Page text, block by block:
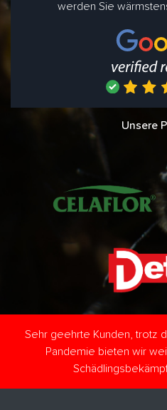
werden Sie
Unsere
Sehr geehrte Kunden, trotz
Pandemie bieten wir